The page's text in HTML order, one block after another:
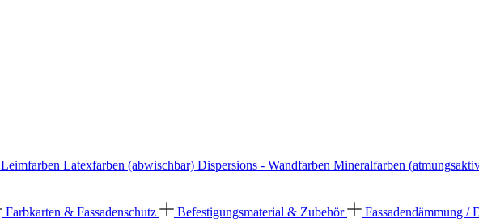
Leimfarben Latexfarben (abwischbar) Dispersions - Wandfarben Mineralfarben
Farbkarten & Fassadenschutz Befestigungsmaterial & Zubehör Fassadendämmung /